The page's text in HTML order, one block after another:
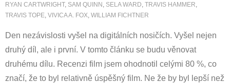
RYAN CARTWRIGHT, SAM QUINN , SELA WARD, TRAVIS HAMMER,
TRAVIS TOPE, VIVICA A. FOX, WILLIAM FICHTNER
Den nezávislosti vyšel na digitálních nosičích. Vyšel nejen
druhý díl, ale i první. V tomto článku se budu věnovat
druhému dílu. Recenzi film jsem ohodnotil celými 80 %, co
značí, že to byl relativně úspěšný film. Ne že by byl lepší než